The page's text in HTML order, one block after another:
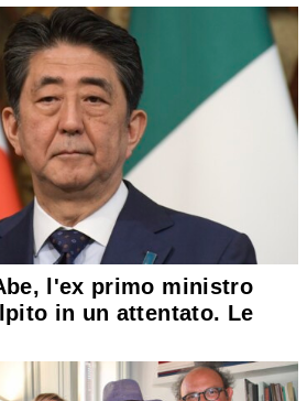
l'ex primo ministro
in un attentato. Le